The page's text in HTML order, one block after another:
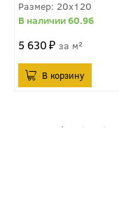
20x120
60.96
5 630 м²